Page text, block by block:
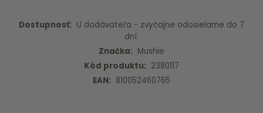
Dostupnosť: U dodávateľa - zvyčajne odosielame do 7
dní.
Značka: Mushie
Kód produktu: 2380117
EAN: 810052460765